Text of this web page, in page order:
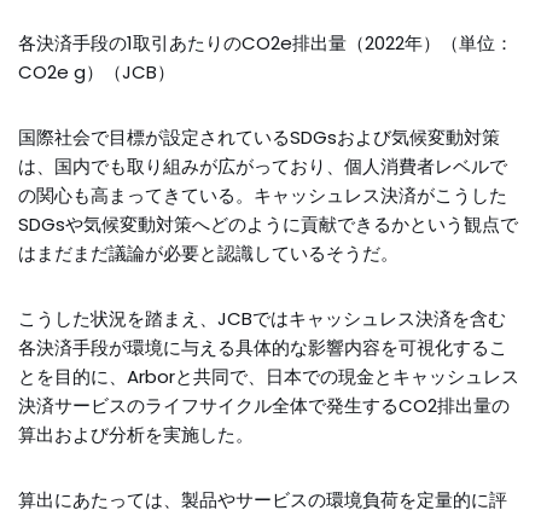
各決済手段の1取引あたりのCO2e排出量（2022年）（単位：
CO2e g）（JCB）
国際社会で目標が設定されているSDGsおよび気候変動対策
は、国内でも取り組みが広がっており、個人消費者レベルで
の関心も高まってきている。キャッシュレス決済がこうした
SDGsや気候変動対策へどのように貢献できるかという観点で
はまだまだ議論が必要と認識しているそうだ。
こうした状況を踏まえ、JCBではキャッシュレス決済を含む
各決済手段が環境に与える具体的な影響内容を可視化するこ
とを目的に、Arborと共同で、日本での現金とキャッシュレス
決済サービスのライフサイクル全体で発生するCO2排出量の
算出および分析を実施した。
算出にあたっては、製品やサービスの環境負荷を定量的に評